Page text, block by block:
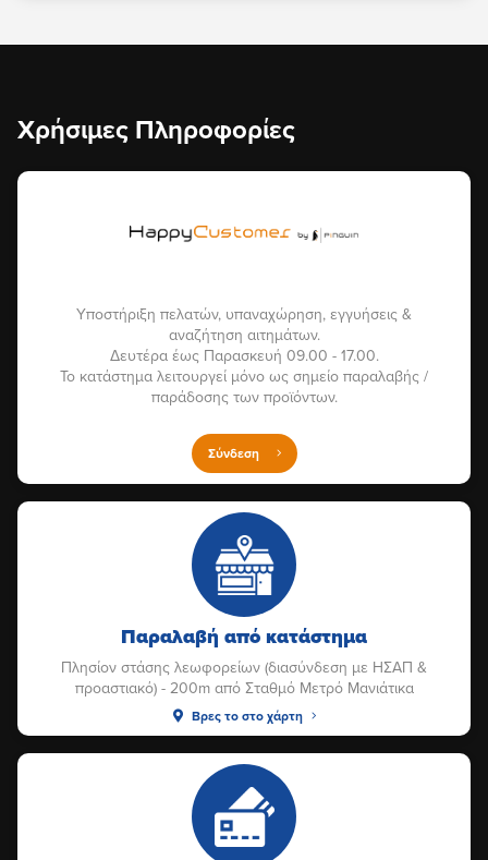
Χρήσιμες Πληροφορίες
Υποστήριξη πελατών, υπαναχώρηση, εγγυήσεις &
αναζήτηση αιτημάτων.
Δευτέρα έως Παρασκευή 09.00 - 17.00.
Το κατάστημα λειτουργεί μόνο ως σημείο παραλαβής /
παράδοσης των προϊόντων.
Σύνδεση
Παραλαβή από κατάστημα
Πλησίον στάσης λεωφορείων (διασύνδεση με ΗΣΑΠ &
προαστιακό) - 200m από Σταθμό Μετρό Μανιάτικα
Βρες το στο χάρτη